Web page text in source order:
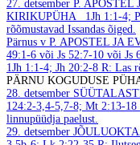
27. detsember P. APOSTEL
KIRIKUPÜHA
1Jh 1:1-4;
rõõmustavad Issandas õiged.
Pärnus v P. APOSTEL JA
49:1-6 või Js 52:7-10 või Js
1Jh 1:1-4; Jh 20:2-8 R: Las
PÄRNU KOGUDUSE
28. detsember
124:2-3,4-5,7-8; Mt 2:13-18
linnupüüdja paelust.
29. detsember